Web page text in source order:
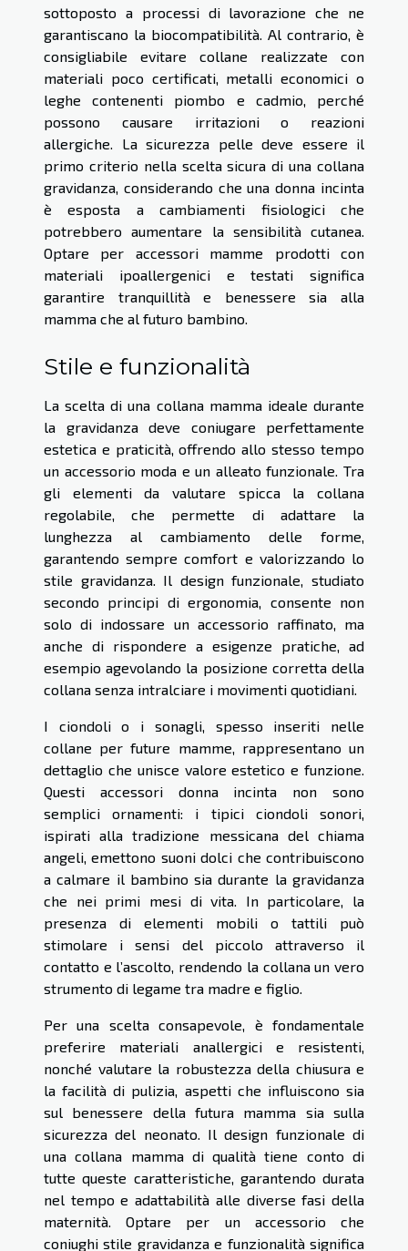
sottoposto a processi di lavorazione che ne
garantiscano la biocompatibilità. Al contrario, è
consigliabile evitare collane realizzate con
materiali poco certificati, metalli economici o
leghe contenenti piombo e cadmio, perché
possono causare irritazioni o reazioni
allergiche. La sicurezza pelle deve essere il
primo criterio nella scelta sicura di una collana
gravidanza, considerando che una donna incinta
è esposta a cambiamenti fisiologici che
potrebbero aumentare la sensibilità cutanea.
Optare per accessori mamme prodotti con
materiali ipoallergenici e testati significa
garantire tranquillità e benessere sia alla
mamma che al futuro bambino.
Stile e funzionalità
La scelta di una collana mamma ideale durante
la gravidanza deve coniugare perfettamente
estetica e praticità, offrendo allo stesso tempo
un accessorio moda e un alleato funzionale. Tra
gli elementi da valutare spicca la collana
regolabile, che permette di adattare la
lunghezza al cambiamento delle forme,
garantendo sempre comfort e valorizzando lo
stile gravidanza. Il design funzionale, studiato
secondo principi di ergonomia, consente non
solo di indossare un accessorio raffinato, ma
anche di rispondere a esigenze pratiche, ad
esempio agevolando la posizione corretta della
collana senza intralciare i movimenti quotidiani.
I ciondoli o i sonagli, spesso inseriti nelle
collane per future mamme, rappresentano un
dettaglio che unisce valore estetico e funzione.
Questi accessori donna incinta non sono
semplici ornamenti: i tipici ciondoli sonori,
ispirati alla tradizione messicana del chiama
angeli, emettono suoni dolci che contribuiscono
a calmare il bambino sia durante la gravidanza
che nei primi mesi di vita. In particolare, la
presenza di elementi mobili o tattili può
stimolare i sensi del piccolo attraverso il
contatto e l’ascolto, rendendo la collana un vero
strumento di legame tra madre e figlio.
Per una scelta consapevole, è fondamentale
preferire materiali anallergici e resistenti,
nonché valutare la robustezza della chiusura e
la facilità di pulizia, aspetti che influiscono sia
sul benessere della futura mamma sia sulla
sicurezza del neonato. Il design funzionale di
una collana mamma di qualità tiene conto di
tutte queste caratteristiche, garantendo durata
nel tempo e adattabilità alle diverse fasi della
maternità. Optare per un accessorio che
coniughi stile gravidanza e funzionalità significa